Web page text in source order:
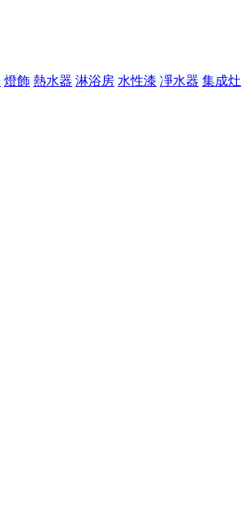
燈飾 熱水器 淋浴房 水性漆 凈水器 集成灶